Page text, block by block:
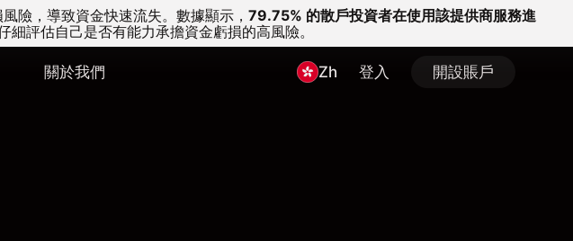
險，導致資金快速流失。 數據顯示， 79.75% 的散戶投資者在使用該提供商服務進
評估自己是否有能力承擔資金虧損的高風險。
關於我們 Zh 登入 開設賬戶